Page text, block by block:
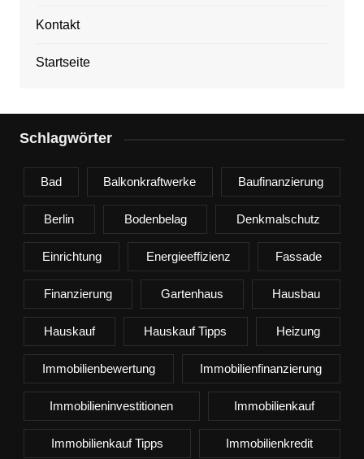
Kontakt
Startseite
Schlagwörter
Bad Balkonkraftwerke Baufinanzierung
Berlin Bodenbelag Denkmalschutz
Einrichtung Energieeffizienz Fassade
Finanzierung Gartenhaus Hausbau
Hauskauf Hauskauf Tipps Heizung
Immobilienbewertung Immobilienfinanzierung
Immobilieninvestitionen Immobilienkauf
Immobilienkauf Tipps Immobilienkredit